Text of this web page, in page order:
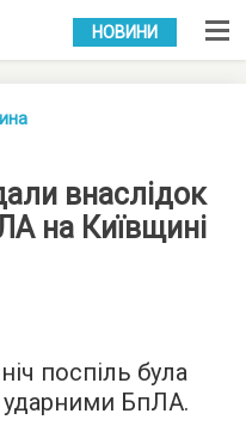
УКР РУС
НОВИНИ
внаслідок
на Київщині
поспіль була
ударними БпЛА.